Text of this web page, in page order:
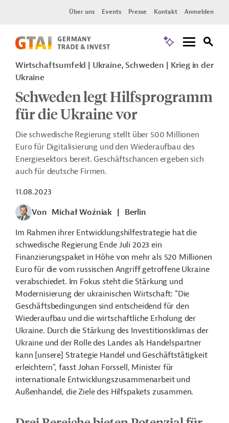
Über uns Events Presse Kontakt Anmelden
Wirtschaftsumfeld | Ukraine, Schweden | Krieg in der
Ukraine
Schweden legt Hilfsprogramm
für die Ukraine vor
Die schwedische Regierung stellt über 500 Millionen
Euro für Digitalisierung und den Wiederaufbau des
Energiesektors bereit. Geschäftschancen ergeben sich
auch für deutsche Firmen.
11.08.2023
Von Michał Woźniak
Berlin
Im Rahmen ihrer Entwicklungshilfestrategie hat die
schwedische Regierung Ende Juli 2023 ein
Finanzierungspaket in Höhe von mehr als 520 Millionen
Euro für die vom russischen Angriff getroffene Ukraine
verabschiedet. Im Fokus steht die Stärkung und
Modernisierung der ukrainischen Wirtschaft: "Die
Geschäftsbedingungen sind entscheidend für den
Wiederaufbau und die wirtschaftliche Erholung der
Ukraine. Durch die Stärkung des Investitionsklimas der
Ukraine und der Rolle des Landes als Handelspartner
kann [unsere] Strategie Handel und Geschäftstätigkeit
erleichtern", fasst Johan Forssell, Minister für
internationale Entwicklungszusammenarbeit und
Außenhandel, die Ziele des Hilfspakets zusammen.